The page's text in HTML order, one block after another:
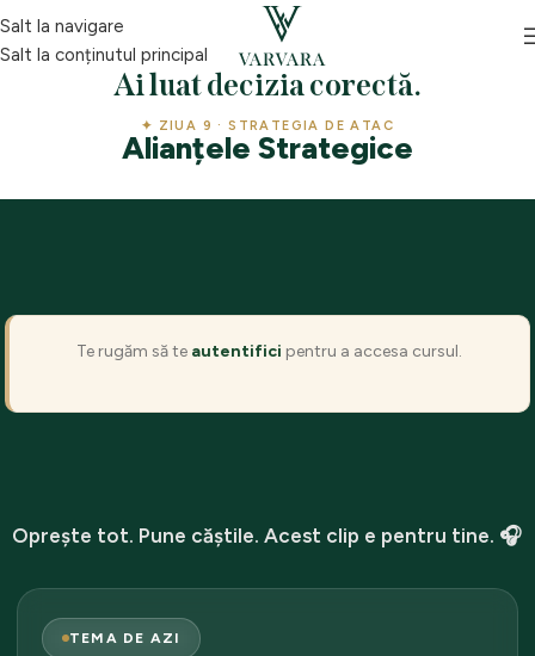
Salt la navigare
Salt la conținutul principal
Ai luat decizia corectă.
✦ ZIUA 9 · STRATEGIA DE ATAC
Alianțele Strategice
Te rugăm să te autentifici pentru a accesa cursul.
Oprește tot. Pune căștile. Acest clip e pentru tine. 🎧
TEMA DE AZI